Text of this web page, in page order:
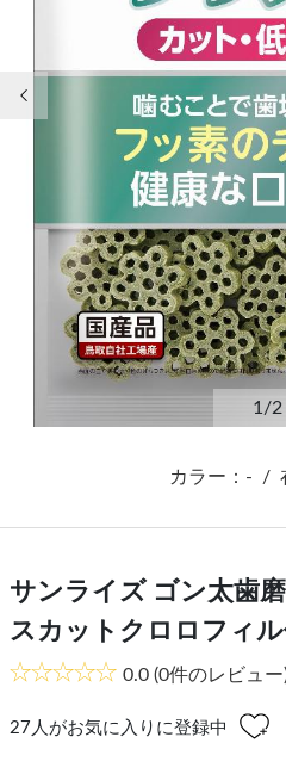
1/2
カラー：- /
サンライズ ゴン太歯
スカットクロロフィ
0.0 (0件のレビュー
27 人がお気に入りに登録中